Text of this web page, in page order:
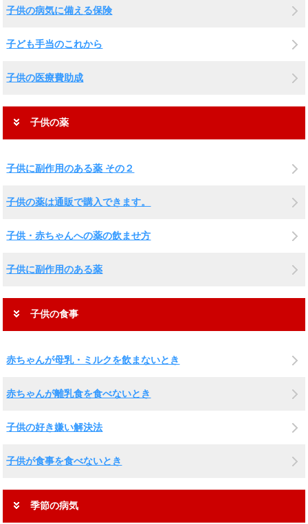
子供の病気に備える保険
子ども手当のこれから
子供の医療費助成
子供の薬
子供に副作用のある薬 その２
子供の薬は通販で購入できます。
子供・赤ちゃんへの薬の飲ませ方
子供に副作用のある薬
子供の食事
赤ちゃんが母乳・ミルクを飲まないとき
赤ちゃんが離乳食を食べないとき
子供の好き嫌い解決法
子供が食事を食べないとき
季節の病気